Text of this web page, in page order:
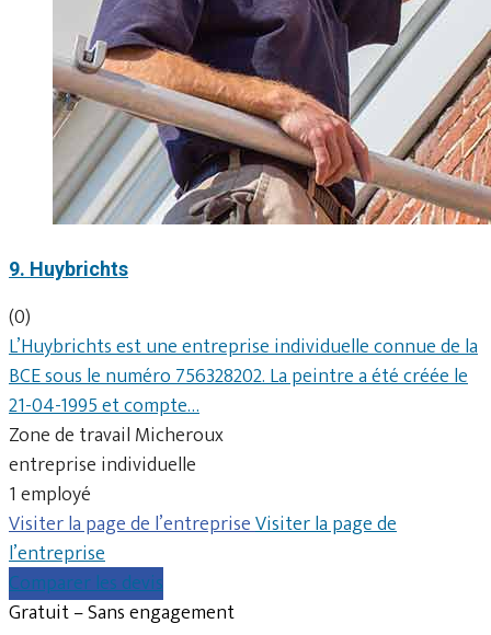
9. Huybrichts
(0)
L’Huybrichts est une entreprise individuelle connue de la
BCE sous le numéro 756328202. La peintre a été créée le
21-04-1995 et compte…
Zone de travail Micheroux
entreprise individuelle
1 employé
Visiter la page de l’entrepriseVisiter la page de
l’entreprise
Comparer les devis
Gratuit – Sans engagement